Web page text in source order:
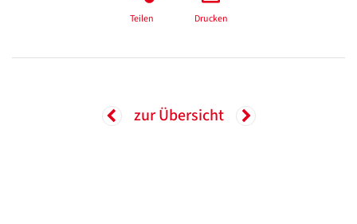
Teilen Drucken
zur Übersicht